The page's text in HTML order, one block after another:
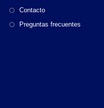
Contacto
Preguntas frecuentes